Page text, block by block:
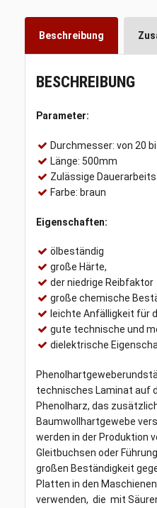
Beschreibung
BESCHREIBUNG
Parameter:
Durchmesser: von 20
Länge: 500mm
Zulässige
Farbe: braun
Eigenschaften:
ölbeständig
große Härte,
der niedrige Reibfaktor
große chemische
leichte Anfälligkeit für
gute technische und
dielektrische
technisches Laminat auf
Phenolharz, das
Baumwollhartgewebe
werden in der Produktion
Gleitbuchsen oder
großen Beständigkeit
Platten in den
verwenden, die mit